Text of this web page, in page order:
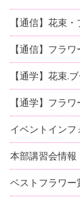
【通信】花束
【通信】フラ
【通学】花束.
【通学】フラ
イベントインフ
本部講習会情報
ベストフラワー